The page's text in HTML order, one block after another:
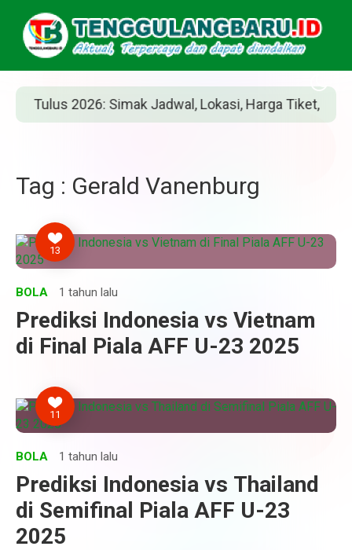
2026: Simak Jadwal, Lokasi, Harga Tiket, dan Cara
Tag : Gerald Vanenburg
13
BOLA 1 tahun lalu
Prediksi Indonesia vs Vietnam
di Final Piala AFF U-23 2025
11
BOLA 1 tahun lalu
Prediksi Indonesia vs Thailand
di Semifinal Piala AFF U-23
2025